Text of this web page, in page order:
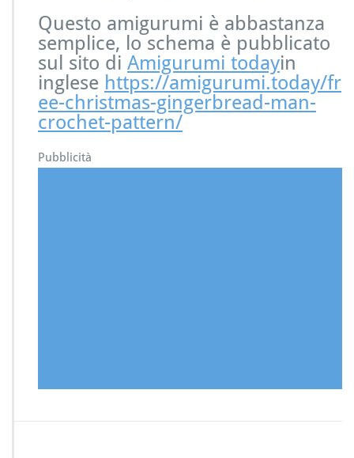
Questo amigurumi è abbastanza
semplice, lo schema è pubblicato
sul sito di Amigurumi todayin
inglese https://amigurumi.today/fr
ee-christmas-gingerbread-man-
crochet-pattern/
Pubblicità